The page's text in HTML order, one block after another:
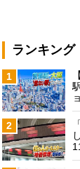
ランキング
1
2